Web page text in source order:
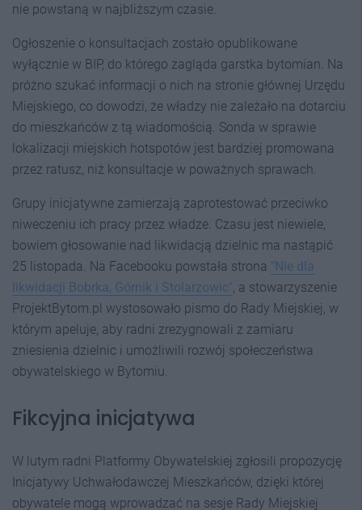
nie powstaną w najbliższym czasie.
Ogłoszenie o konsultacjach zostało opublikowane
wyłącznie w BIP, do którego zagląda garstka bytomian. Na
próżno szukać informacji o nich na stronie głównej Urzędu
Miejskiego, co dowodzi, że władzy nie zależało na dotarciu
do mieszkańców z tą wiadomością. Sonda w sprawie
lokalizacji miejskich hotspotów jest bardziej promowana
przez ratusz, niż konsultacje w poważnych sprawach.
Grupy inicjatywne zamierzają zaprotestować przeciwko
niweczeniu ich pracy przez władze. Czasu jest niewiele,
bowiem głosowanie nad likwidacją dzielnic ma nastąpić
25 listopada. Na Facebooku powstała strona "Nie dla
likwidacji Bobrka, Górnik i Stolarzowic" , a stowarzyszenie
ProjektBytom.pl wystosowało pismo do Rady Miejskiej, w
którym apeluje, aby radni zrezygnowali z zamiaru
zniesienia dzielnic i umożliwili rozwój społeczeństwa
obywatelskiego w Bytomiu.
Fikcyjna inicjatywa
W lutym radni Platformy Obywatelskiej zgłosili propozycję
Inicjatywy Uchwałodawczej Mieszkańców, dzięki której
obywatele mogą wprowadzać na sesje Rady Miejskiej